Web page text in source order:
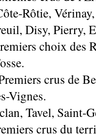
Rôtie,
Disy, Pierry,
choix des
crus de
Vignes.
Tavel, Saint-
crus du